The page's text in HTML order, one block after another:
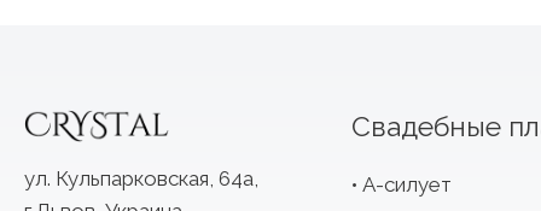
ул. Кульпарковская, 64а,
Свадебные
А-силует